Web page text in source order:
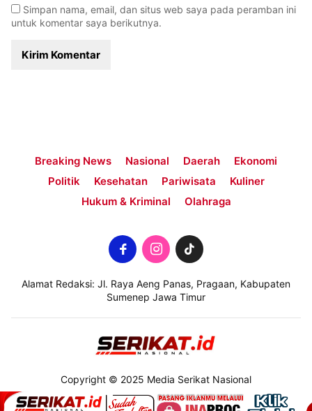
Simpan nama, email, dan situs web saya pada peramban ini
untuk komentar saya berikutnya.
Breaking News Nasional Daerah
Ekonomi
Politik
Kesehatan Pariwisata
Kuliner
Hukum & Kriminal
Olahraga
Alamat Redaksi: Jl. Raya Aeng Panas, Pragaan, Kabupaten
Sumenep Jawa Timur
Copyright © 2025 Media Serikat Nasional